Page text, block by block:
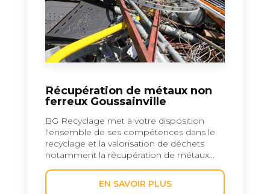
Récupération de métaux non
ferreux Goussainville
BG Recyclage met à votre disposition
l'ensemble de ses compétences dans le
recyclage et la valorisation de déchets
notamment la récupération de métaux...
EN SAVOIR PLUS